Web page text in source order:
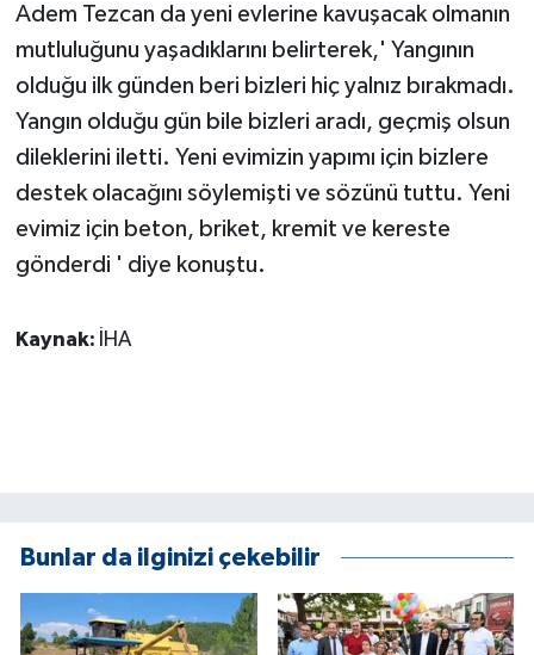
Adem Tezcan da yeni evlerine kavuşacak olmanın
mutluluğunu yaşadıklarını belirterek,' Yangının
olduğu ilk günden beri bizleri hiç yalnız bırakmadı.
Yangın olduğu gün bile bizleri aradı, geçmiş olsun
dileklerini iletti. Yeni evimizin yapımı için bizlere
destek olacağını söylemişti ve sözünü tuttu. Yeni
evimiz için beton, briket, kremit ve kereste
gönderdi ' diye konuştu.
Kaynak: İHA
Bunlar da ilginizi çekebilir